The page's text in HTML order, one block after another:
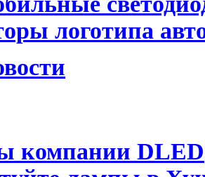
логотипа
компании DLED